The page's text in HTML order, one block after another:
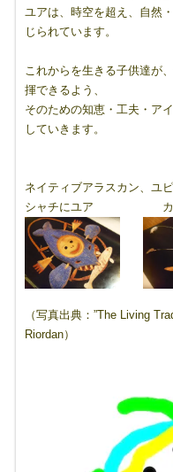
ユアは、時空を超え、自然
じられています。
これからを生きる子供達が
揮できるよう、
そのための知恵・工夫・ア
していきます。
ネイティブアラスカン、ユ
シャチにユア カモ
（写真出典：”The Living
Riordan）